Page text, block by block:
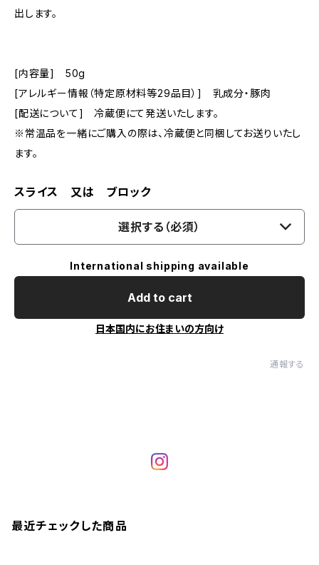
出します。
[内容量] 50g
[アレルギー情報（特定原材料等29品目）] 乳成分・豚肉
[配送について] 冷蔵便にて発送いたします。
※常温品を一緒にご購入の際は、冷蔵便と同梱してお送りいたし
ます。
スライス 又は ブロック
選択する（必須）
International shipping available
Add to cart
日本国内にお住まいの方向け
通報する
最近チェックした商品